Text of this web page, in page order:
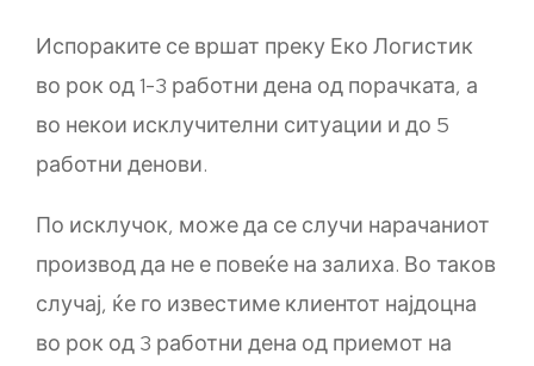
Испораките се вршат преку Еко Логистик
во рок од 1-3 работни дена од порачката, а
во некои исклучителни ситуации и до 5
работни денови.
По исклучок, може да се случи нарачаниот
производ да не е повеќе на залиха. Во таков
случај, ќе го известиме клиентот најдоцна
во рок од 3 работни дена од приемот на